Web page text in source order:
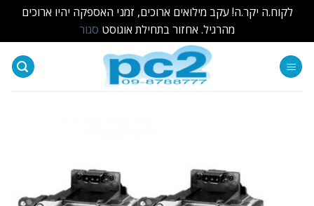
לקוח.ה יקר.ה! עקב מילואים ארוכים, זמני האספקה יהיו ארוכים
מהרגיל. אחזור בתחילת אוגוסט סגור